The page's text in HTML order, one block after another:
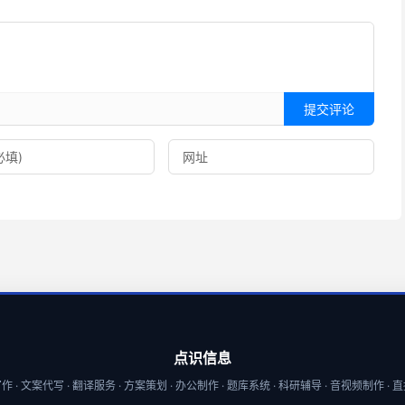
提交评论
点识信息
· 文案代写 · 翻译服务 · 方案策划 · 办公制作 · 题库系统 · 科研辅导 · 音视频制作 ·